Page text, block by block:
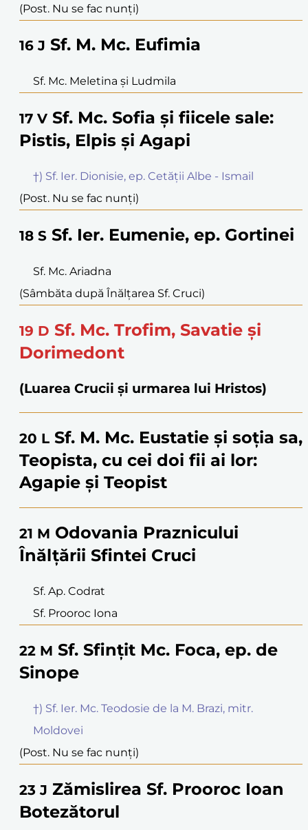
(Post. Nu se fac nunți)
16 J Sf. M. Mc. Eufimia
Sf. Mc. Meletina și Ludmila
17 V Sf. Mc. Sofia și fiicele sale:
Pistis, Elpis și Agapi
†) Sf. Ier. Dionisie, ep. Cetății Albe - Ismail
(Post. Nu se fac nunți)
18 S Sf. Ier. Eumenie, ep. Gortinei
Sf. Mc. Ariadna
(Sâmbăta după Înălțarea Sf. Cruci)
19 D Sf. Mc. Trofim, Savatie și
Dorimedont
(Luarea Crucii și urmarea lui Hristos)
20 L Sf. M. Mc. Eustatie și soția sa,
Teopista, cu cei doi fii ai lor:
Agapie și Teopist
21 M Odovania Praznicului
Înălțării Sfintei Cruci
Sf. Ap. Codrat
Sf. Prooroc Iona
22 M Sf. Sfințit Mc. Foca, ep. de
Sinope
†) Sf. Ier. Mc. Teodosie de la M. Brazi, mitr.
Moldovei
(Post. Nu se fac nunți)
23 J Zămislirea Sf. Prooroc Ioan
Botezătorul